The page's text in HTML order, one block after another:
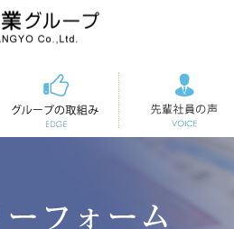
第一交通の取組み 先輩社員の声